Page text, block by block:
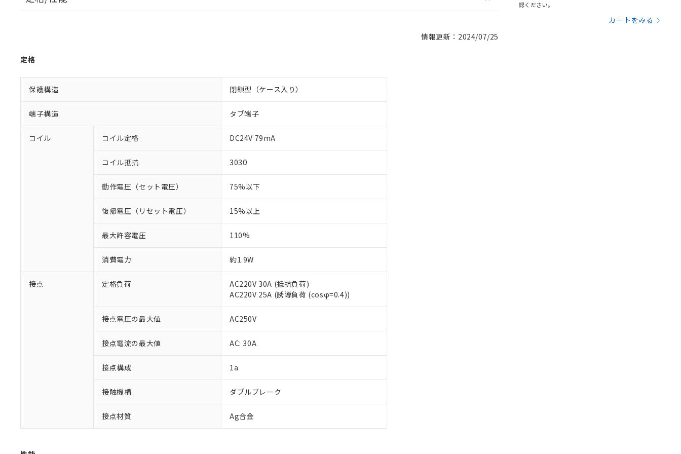
情報更新：2024/07/25
定格
保護構造 閉鎖型（ケース入り）
端子構造 タブ端子
コイル コイル定格 DC24V 79mA
コイル抵抗 303Ω
動作電圧（セット電圧） 75%以下
復帰電圧（リセット電圧） 15%以上
最大許容電圧 110%
消費電力 約1.9W
接点 定格負荷
AC220V 30A (抵抗負荷)
AC220V 25A (誘導負荷 (cosφ=0.4))
接点電圧の最大値 AC250V
接点電流の最大値 AC: 30A
接点構成 1a
接触機構 ダブルブレーク
接点材質 Ag合金
認ください。
カートをみる
以下の条件をお読みいただき、同意のうえご利用ください。
対応済み：EU RoHS指令（10物質）の非含有に対応した製品が提供可能な商品です。
対応予定：EU RoHS指令（10物質）の非含有に対応した製品に切り替える予定のある商品です。
対応予定なし：EU RoHS指令（10物質）の非含有に非対応の商品で、対応品を出す予定はありません。
調査・確認中：EU RoHS指令（10物質）の非含有の対応状況を調査中または確認中の商品です。
※1 中国RoHS○×表
「○」：最大均質材料含有率が中国RoHSの基準値以下であることを示します。